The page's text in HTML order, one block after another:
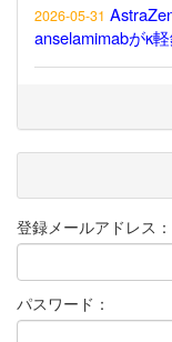
2026-05-31
anselamimabがκ
登録メールアドレス：
パスワード：